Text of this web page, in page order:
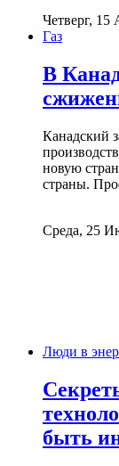
Четверг, 15
Газ
В
Канадский
новую
страны.
Среда, 25
Люди в
быть